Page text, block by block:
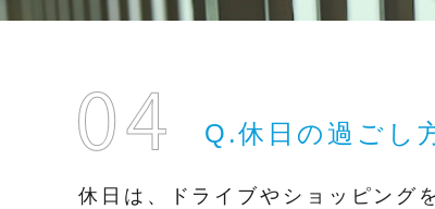
Q.休日の過ごし
休日は、ドライブやショッピング